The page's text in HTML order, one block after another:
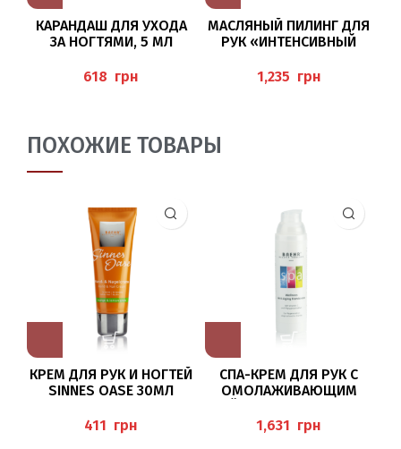
КАРАНДАШ ДЛЯ УХОДА
ЗА НОГТЯМИ, 5 МЛ
грн
МАСЛЯНЫЙ ПИЛИНГ ДЛЯ
РУК «ИНТЕНСИВНЫЙ
OIL ORANGE-MINZE-
LAVENDEL”, BAEHR
грн
ПОХОЖИЕ ТОВАРЫ
КРЕМ ДЛЯ РУК И НОГТЕЙ
SINNES OASE 30МЛ
грн
СПА-КРЕМ ДЛЯ РУК С
ОМОЛАЖИВАЮЩИМ
WELLNESS ANTI-AGING
HANDCREME), BAEHR
грн